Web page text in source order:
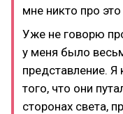
мне никто про
Уже не говорю
у меня было
представление. Я
того, что они
сторонах света,